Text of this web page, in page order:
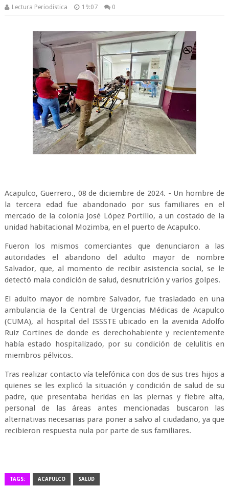
Lectura Periodística 19:07 0
Acapulco, Guerrero., 08 de diciembre de 2024. - Un hombre de
la tercera edad fue abandonado por sus familiares en el
mercado de la colonia José López Portillo, a un costado de la
unidad habitacional Mozimba, en el puerto de Acapulco.
Fueron los mismos comerciantes que denunciaron a las
autoridades el abandono del adulto mayor de nombre
Salvador, que, al momento de recibir asistencia social, se le
detectó mala condición de salud, desnutrición y varios golpes.
El adulto mayor de nombre Salvador, fue trasladado en una
ambulancia de la Central de Urgencias Médicas de Acapulco
(CUMA), al hospital del ISSSTE ubicado en la avenida Adolfo
Ruiz Cortines de donde es derechohabiente y recientemente
había estado hospitalizado, por su condición de celulitis en
miembros pélvicos.
Tras realizar contacto vía telefónica con dos de sus tres hijos a
quienes se les explicó la situación y condición de salud de su
padre, que presentaba heridas en las piernas y fiebre alta,
personal de las áreas antes mencionadas buscaron las
alternativas necesarias para poner a salvo al ciudadano, ya que
recibieron respuesta nula por parte de sus familiares.
TAGS: ACAPULCO SALUD